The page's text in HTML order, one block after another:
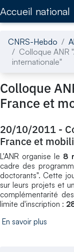
Accueil national
CNRS-Hebdo
Colloque ANR
internationale"
Colloque
France et
20/10/2011 -
France et
L'ANR organise le 8
cadre des
doctorants". Cette
sur leurs projets et
complémentarité
limite d'inscription :
En savoir plus